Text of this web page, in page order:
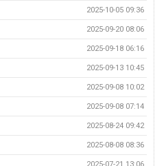
2025-10-05 09:36
2025-09-20 08:06
2025-09-18 06:16
2025-09-13 10:45
2025-09-08 10:02
2025-09-08 07:14
2025-08-24 09:42
2025-08-08 08:36